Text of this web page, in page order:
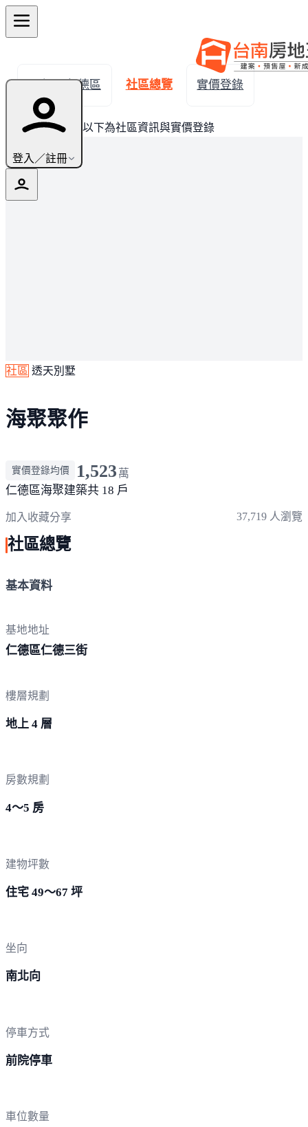
登入／註冊
← 返回仁德區 社區總覽 實價登錄
此建案已完銷，以下為社區資訊與實價登錄
社區 透天別墅
海聚聚作
實價登錄均價 1,523 萬
仁德區海聚建築共 18 戶
加入收藏分享 37,719 人瀏覽
社區總覽
基本資料
基地地址
仁德區仁德三街
樓層規劃
地上 4 層
房數規劃
4～5 房
建物坪數
住宅 49～67 坪
坐向
南北向
停車方式
前院停車
車位數量